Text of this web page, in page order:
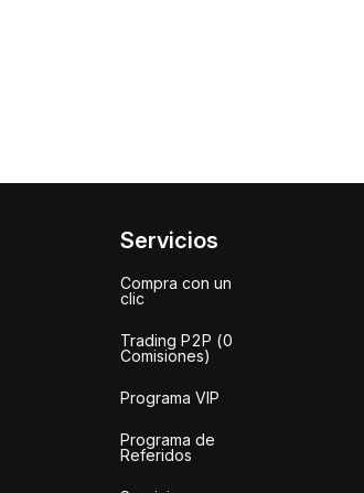
Servicios
Compra con un
clic
Trading P2P (0
Comisiones)
Programa VIP
Programa de
Referidos